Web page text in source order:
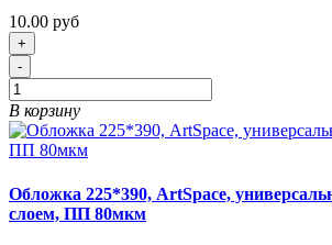
10.00 руб
+
-
В корзину
Обложка 225*390, ArtSpace,
слоем, ПП 80мкм